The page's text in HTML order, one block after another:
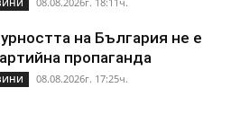
на България не е
пропаганда
08.08.2026г. 17:25ч.